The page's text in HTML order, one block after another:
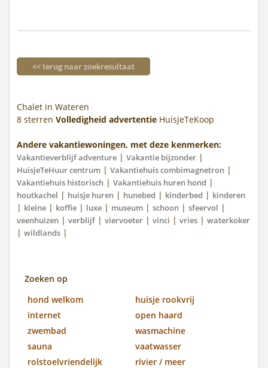
<< terug naar zoekresultaat
Chalet in Wateren
8 sterren Volledigheid advertentie HuisjeTeKoop
Andere vakantiewoningen, met deze kenmerken:
Vakantieverblijf adventure | Vakantie bijzonder |
HuisjeTeHuur centrum | Vakantiehuis combimagnetron |
Vakantiehuis historisch | Vakantiehuis huren hond |
houtkachel | huisje huren | hunebed | kinderbed | kinderen
| kleine | koffie | luxe | museum | schoon | sfeervol |
veenhuizen | verblijf | viervoeter | vinci | vries | waterkoker
| wildlands |
Zoeken op
hond welkom
huisje rookvrij
internet
open haard
zwembad
wasmachine
sauna
vaatwasser
rolstoelvriendelijk
rivier / meer